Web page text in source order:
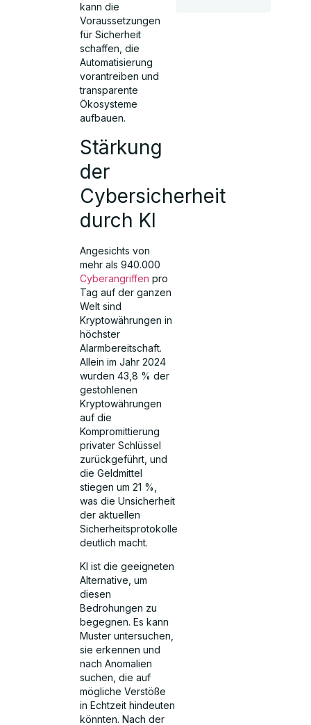
kann die
Voraussetzungen
für Sicherheit
schaffen, die
Automatisierung
vorantreiben und
transparente
Ökosysteme
aufbauen.
Stärkung
der
Cybersicherheit
durch KI
Angesichts von
mehr als 940.000
Cyberangriffenpro
Tag auf der ganzen
Welt sind
Kryptowährungen in
höchster
Alarmbereitschaft.
Allein im Jahr 2024
wurden 43,8 % der
gestohlenen
Kryptowährungen
auf die
Kompromittierung
privater Schlüssel
zurückgeführt, und
die Geldmittel
stiegen um 21 %,
was die Unsicherheit
der aktuellen
Sicherheitsprotokolle
deutlich macht.
KI ist die geeigneten
Alternative, um
diesen
Bedrohungen zu
begegnen. Es kann
Muster untersuchen,
sie erkennen und
nach Anomalien
suchen, die auf
mögliche Verstöße
in Echtzeit hindeuten
könnten. Nach der